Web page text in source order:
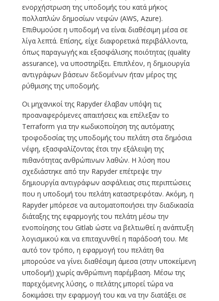
ενορχήστρωση της υποδομής του κατά μήκος
πολλαπλών δημοσίων νεφών (AWS, Azure).
Επιθυμούσε η υποδομή να είναι διαθέσιμη μέσα σε
λίγα λεπτά. Επίσης, είχε διαφορετικά περιβάλλοντα,
όπως παραγωγής και εξασφάλισης ποιότητας (quality
assurance), να υποστηρίξει. Επιπλέον, η δημιουργία
αντιγράφων βάσεων δεδομένων ήταν μέρος της
ρύθμισης της υποδομής.
Οι μηχανικοί της Rapyder έλαβαν υπόψη τις
προαναφερόμενες απαιτήσεις και επέλεξαν το
Terraform για την κωδικοποίηση της αυτόματης
τροφοδοσίας της υποδομής του πελάτη στα δημόσια
νέφη, εξασφαλίζοντας έτσι την εξάλειψη της
πιθανότητας ανθρώπινων λαθών. Η λύση που
σχεδιάστηκε από την Rapyder επέτρεψε την
δημιουργία αντιγράφων ασφάλειας στις περιπτώσεις
που η υποδομή του πελάτη καταστρεφόταν. Ακόμη, η
Rapyder μπόρεσε να αυτοματοποιήσει την διαδικασία
διάταξης της εφαρμογής του πελάτη μέσω την
ενοποίησης του Gitlab ώστε να βελτιωθεί η ανάπτυξη
λογισμικού και να επιταχυνθεί η παράδοσή του. Με
αυτό τον τρόπο, η εφαρμογή του πελάτη θα
μπορούσε να γίνει διαθέσιμη άμεσα (στην υποκείμενη
υποδομή) χωρίς ανθρώπινη παρέμβαση. Μέσω της
παρεχόμενης λύσης, ο πελάτης μπορεί τώρα να
δοκιμάσει την εφαρμογή του και να την διατάξει σε